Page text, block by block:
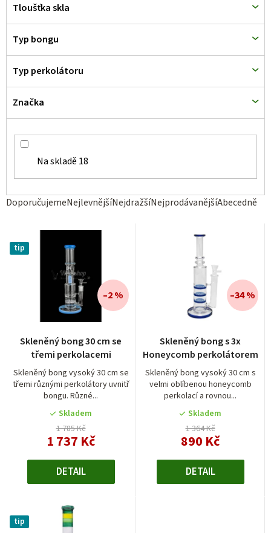
Ř
z
e
d
u
DoporučujemeNejlevnějšíNejdražšíNejprodávanějšíAbecedně
Na skladě 18
Tloušťka skla
Typ bongu
Typ perkolátoru
Značka
tip
Skleněný bong 30 cm se
třemi perkolacemi
Skleněný bong vysoký 30 cm se
třemi různými perkolátory uvnitř
bongu. Různé...
Skladem
1 785 Kč
1 737 Kč
–2 %
DETAIL
Skleněný bong s 3x
Honeycomb perkolátorem
Skleněný bong vysoký 30 cm s
velmi oblíbenou honeycomb
perkolací a rovnou...
Skladem
1 364 Kč
890 Kč
–34 %
DETAIL
tip